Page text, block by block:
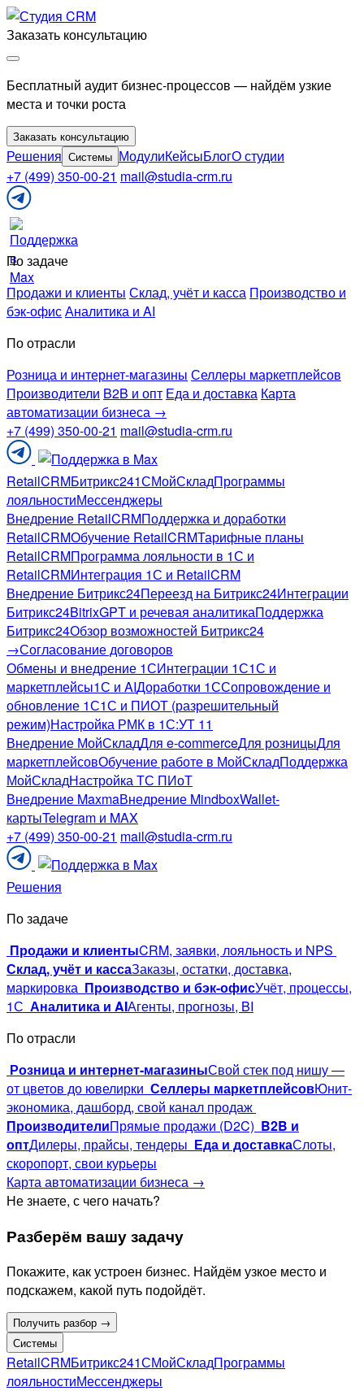
Перейти
к
содержимому
Заказать консультацию
Бесплатный аудит бизнес-процессов — найдём узкие
места и точки роста
Заказать консультацию
Решения Системы МодулиКейсыБлогО студии
+7 (499) 350-00-21 mail@studia-crm.ru
Поддержка
По задаче
Продажи и клиенты Склад, учёт и касса Производство и
бэк-офисАналитика и AI
По отрасли
Розница и интернет-магазины Селлеры маркетплейсов
Производители B2B и опт Еда и доставка Карта
автоматизации бизнеса →
+7 (499) 350-00-21 mail@studia-crm.ru
Поддержка
в
Telegram
RetailCRMБитрикс241СМойСкладПрограммы
лояльностиМессенджеры
Внедрение RetailCRMПоддержка и доработки
RetailCRMОбучение RetailCRMТарифные планы
RetailCRMПрограмма лояльности в 1С и
RetailCRMИнтеграция 1С и RetailCRM
Внедрение Битрикс24Переезд на Битрикс24Интеграции
Битрикс24BitrixGPT и речевая аналитикаПоддержка
Битрикс24Обзор возможностей Битрикс24
→Согласование договоров
Обмены и внедрение 1СИнтеграции 1С1С и
маркетплейсы1С и AIДоработки 1ССопровождение и
обновление 1С1С и ПИОТ (разрешительный
режим)Настройка РМК в 1С:УТ 11
Внедрение МойСкладДля e-commerceДля розницыДля
маркетплейсовОбучение работе в МойСкладПоддержка
МойСкладНастройка ТС ПИоТ
Внедрение MaxmaВнедрение MindboxWallet-
картыTelegram и MAX
+7 (499) 350-00-21 mail@studia-crm.ru
Поддержка
в
Telegram
Решения
По задаче
Продажи и клиентыCRM, заявки, лояльность и NPS
Склад, учёт и кассаЗаказы, остатки, доставка,
маркировка Производство и бэк-офисУчёт, процессы,
1С Аналитика и AIАгенты, прогнозы, BI
По отрасли
Розница и интернет-магазиныСвой стек под нишу —
от цветов до ювелирки Селлеры маркетплейсовЮнит-
экономика, дашборд, свой канал продаж
ПроизводителиПрямые продажи (D2C) B2B и
оптДилеры, прайсы, тендеры Еда и доставкаСлоты,
скоропорт, свои курьеры
Карта автоматизации бизнеса →
Не знаете, с чего начать?
Разберём вашу задачу
Покажите, как устроен бизнес. Найдём узкое место и
подскажем, какой путь подойдёт.
Получить разбор →
Системы
RetailCRMБитрикс241СМойСкладПрограммы
лояльностиМессенджеры